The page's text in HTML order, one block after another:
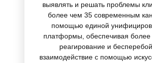
выявлять и решать проблемы
более чем 35 современным
помощью единой
платформы, обеспечивая более
реагирование и
взаимодействие с помощью